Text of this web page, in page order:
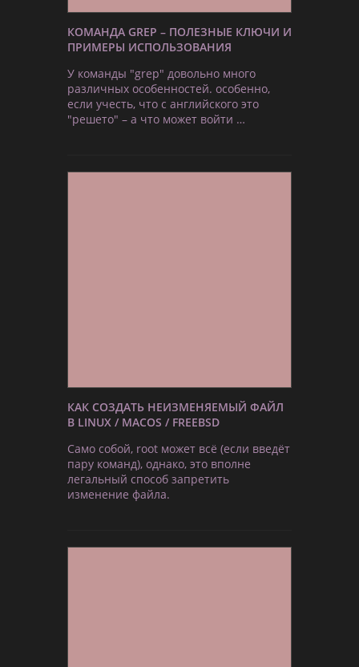
КОМАНДА GREP – ПОЛЕЗНЫЕ КЛЮЧИ И
ПРИМЕРЫ ИСПОЛЬЗОВАНИЯ
У команды "grep" довольно много
различных особенностей. особенно,
если учесть, что с английского это
"решето" – а что может войти …
КАК СОЗДАТЬ НЕИЗМЕНЯЕМЫЙ ФАЙЛ
В LINUX / MACOS / FREEBSD
Само собой, root может всё (если введёт
пару команд), однако, это вполне
легальный способ запретить
изменение файла.